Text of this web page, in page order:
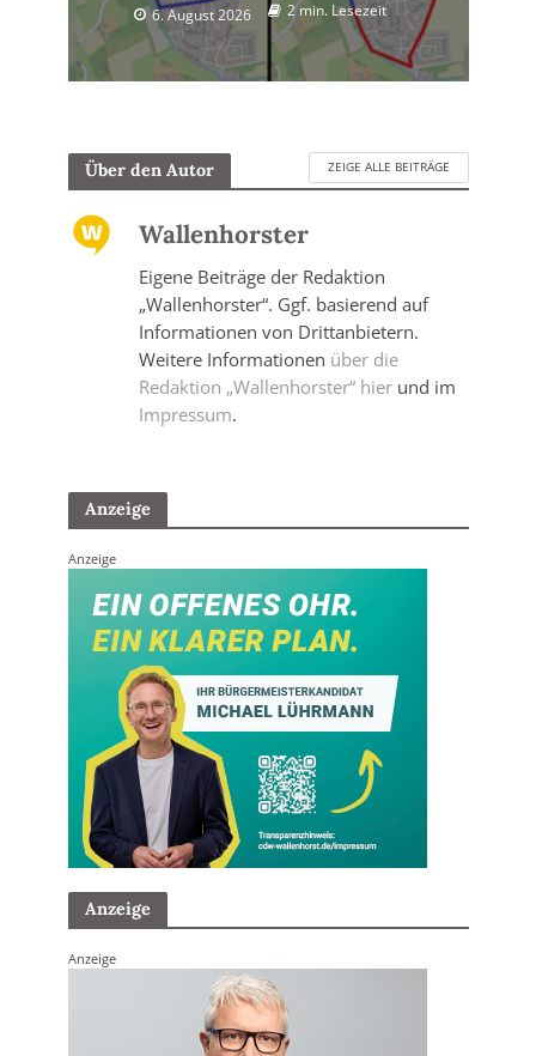
6. August 2026 2 min. Lesezeit
Über den Autor ZEIGE ALLE BEITRÄGE
Wallenhorster
Eigene Beiträge der Redaktion
„Wallenhorster“. Ggf. basierend auf
Informationen von Drittanbietern.
Weitere Informationen über die
Redaktion „Wallenhorster“ hierund im
Impressum.
Anzeige
Anzeige
Anzeige
Anzeige